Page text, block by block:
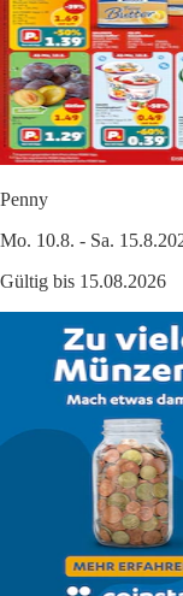
Penny
Mo. 10.8. - Sa.
Gültig bis 15.08.2026